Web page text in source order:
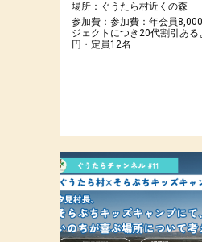
場所：ぐうたら村近くの森
参加費：参加費：年会員
ジェクトにつき20代割引あ
円・定員12名